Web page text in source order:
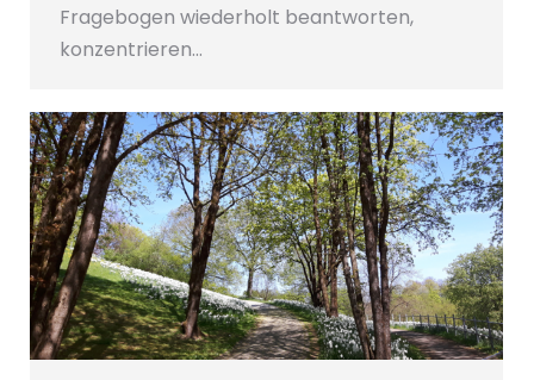
Fragebogen wiederholt beantworten,
konzentrieren…